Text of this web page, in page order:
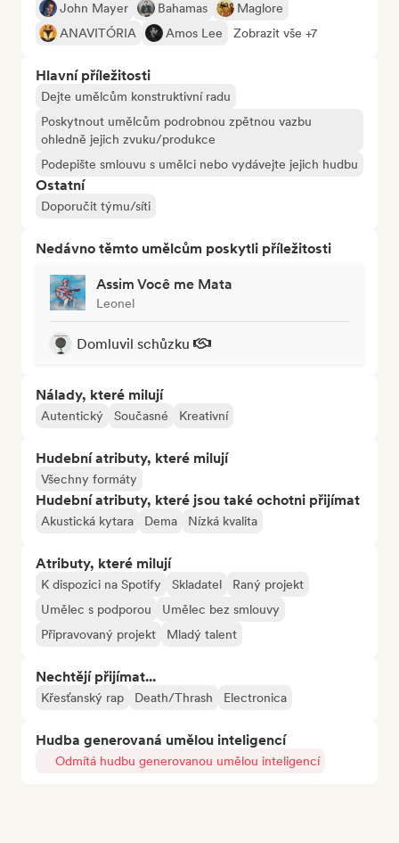
John Mayer
Bahamas
Maglore
ANAVITÓRIA
Amos Lee Zobrazit vše +7
Hlavní příležitosti
Dejte umělcům konstruktivní radu
Poskytnout umělcům podrobnou zpětnou vazbu
ohledně jejich zvuku/produkce
Podepište smlouvu s umělci nebo vydávejte jejich hudbu
Ostatní
Doporučit týmu/síti
Nedávno těmto umělcům poskytli příležitosti
Assim Você me Mata
Leonel
Domluvil schůzku
Nálady, které milují
Autentický Současné Kreativní
Hudební atributy, které milují
Všechny formáty
Hudební atributy, které jsou také ochotni přijímat
Akustická kytara Dema Nízká kvalita
Atributy, které milují
K dispozici na Spotify Skladatel
Raný projekt
Umělec s podporou
Umělec bez smlouvy
Připravovaný projekt
Mladý talent
Nechtějí přijímat...
Křesťanský rap Death/Thrash Electronica
Hudba generovaná umělou inteligencí
Odmítá hudbu generovanou umělou inteligencí